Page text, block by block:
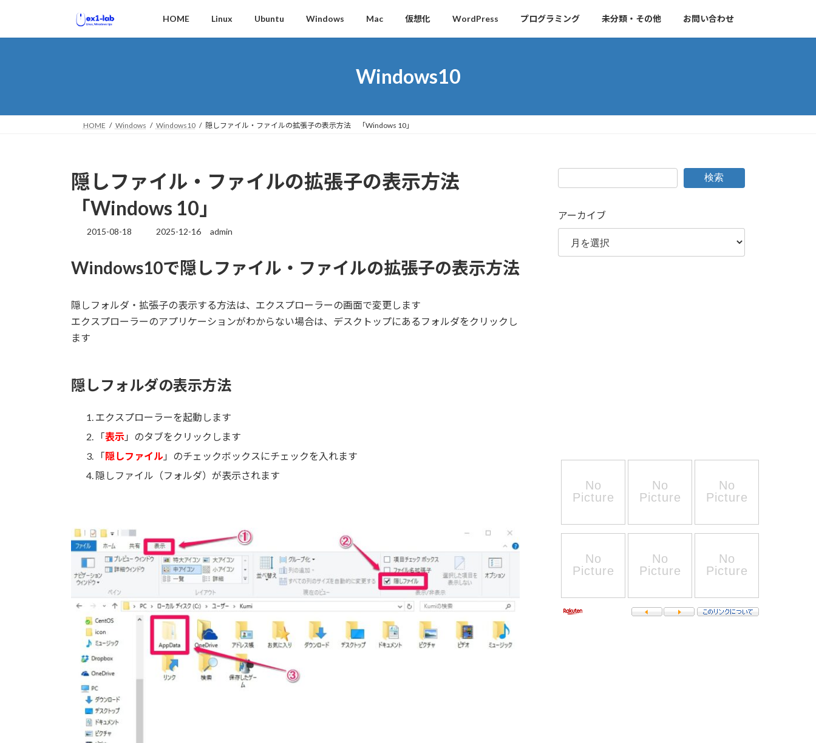
テ
ゲ
HOME Linux Ubuntu Windows Mac 仮想化 WordPress プログラミング 未分類・その他 お問い合わせ
Windows10
HOME Windows Windows10 隠しファイル・ファイルの拡張子の表示方法 「Windows 10」
隠しファイル・ファイルの拡張子の表示方法
「Windows 10」
2015-08-18
最
新
:
2025-12-16 admin
Windows10で隠しファイル・ファイルの拡張子の表示方法
隠しフォルダ・拡張子の表示する方法は、エクスプローラーの画面で変更します
エクスプローラーのアプリケーションがわからない場合は、デスクトップにあるフォルダをクリックし
ます
隠しフォルダの表示方法
エクスプローラーを起動します
「表示 」のタブをクリックします
「隠しファイル 」のチェックボックスにチェックを入れます
隠しファイル（フォルダ）が表示されます
検索
アーカイブ